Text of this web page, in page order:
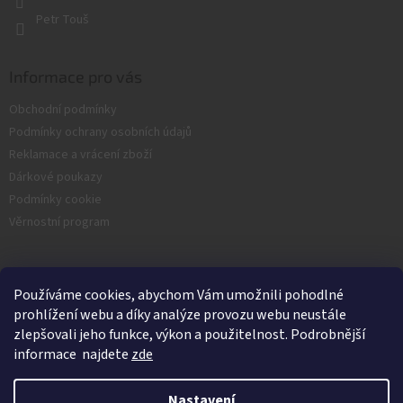
Používáme cookies, abychom Vám umožnili pohodlné
prohlížení webu a díky analýze provozu webu neustále
zlepšovali jeho funkce, výkon a použitelnost. Podrobnější
informace najdete zde
Petr Touš
Obchodní podmínky
Podmínky ochrany osobních údajů
Reklamace a vrácení zboží
Dárkové poukazy
Podmínky cookie
Věrnostní program
Facebook